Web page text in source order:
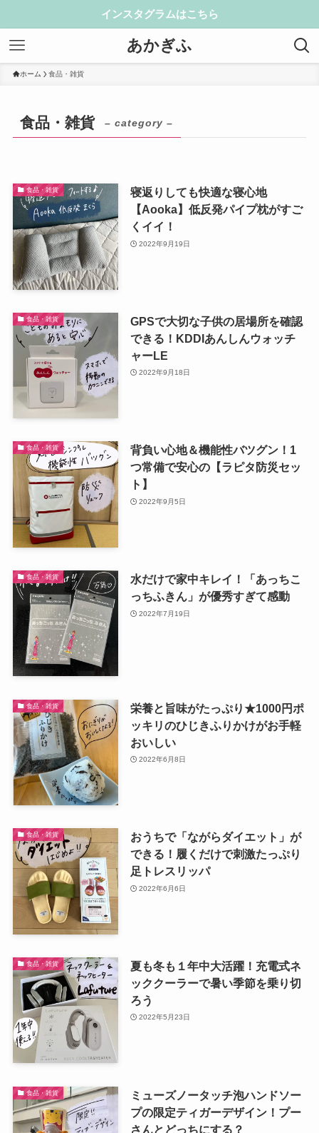
インスタグラムはこちら
あかぎふ
ホーム 食品・雑貨
食品・雑貨 – category –
食品・雑貨
寝返りしても快適な寝心地
【Aooka】低反発パイプ枕がすご
くイイ！
2022年9月19日
食品・雑貨
GPSで大切な子供の居場所を確認
できる！KDDIあんしんウォッチ
ャーLE
2022年9月18日
食品・雑貨
背負い心地＆機能性バツグン！1
つ常備で安心の【ラピタ防災セッ
ト】
2022年9月5日
食品・雑貨
水だけで家中キレイ！「あっちこ
っちふきん」が優秀すぎて感動
2022年7月19日
食品・雑貨
栄養と旨味がたっぷり★1000円ポ
ッキリのひじきふりかけがお手軽
おいしい
2022年6月8日
食品・雑貨
おうちで「ながらダイエット」が
できる！履くだけで刺激たっぷり
足トレスリッパ
2022年6月6日
食品・雑貨
夏も冬も１年中大活躍！充電式ネ
ッククーラーで暑い季節を乗り切
ろう
2022年5月23日
食品・雑貨
ミューズノータッチ泡ハンドソー
プの限定ティガーデザイン！プー
さんとどっちにする？